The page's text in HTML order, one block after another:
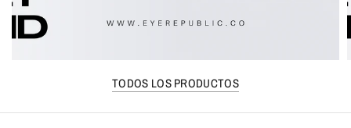
TODOS LOS PRODUCTOS